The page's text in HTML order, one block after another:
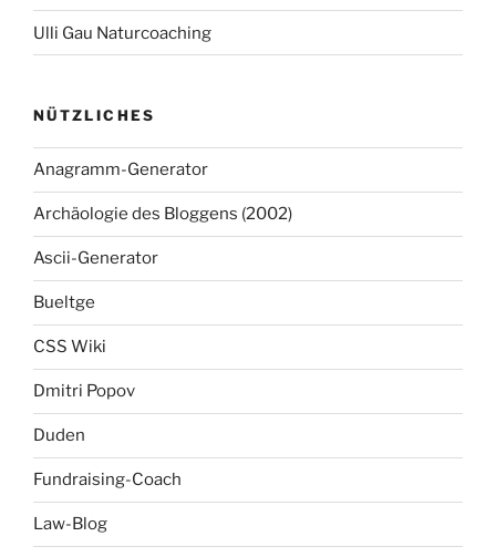
Ulli Gau Naturcoaching
NÜTZLICHES
Anagramm-Generator
Archäologie des Bloggens (2002)
Ascii-Generator
Bueltge
CSS Wiki
Dmitri Popov
Duden
Fundraising-Coach
Law-Blog